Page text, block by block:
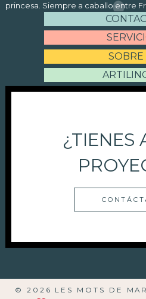
princesa. Siempre a caballo entre
SOBRE
¿TIENES
© 2026 LES MOTS DE